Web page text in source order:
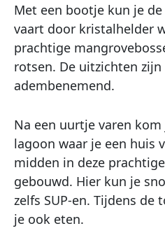
Met een bootje kun je
vaart door kristalhelder
prachtige
rotsen. De uitzichten
adembenemend.
Na een uurtje varen
lagoon waar je een huis
midden in deze
gebouwd. Hier kun je
zelfs SUP-en. Tijdens
je ook eten.